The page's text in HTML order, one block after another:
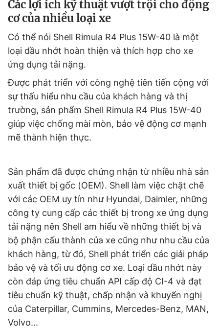
Các lợi ích kỹ thuật vượt trội cho động
cơ của nhiều loại xe
Có thể nói Shell Rimula R4 Plus 15W-40 là một
loại dầu nhớt hoàn thiện và thích hợp cho xe
ứng dụng tải nặng.
Được phát triển với công nghệ tiên tiến cộng với
sự thấu hiểu nhu cầu của khách hàng và thị
trường, sản phẩm Shell Rimula R4 Plus 15W-40
giúp việc chống mài mòn, bảo vệ động cơ mạnh
mẽ thành hiện thực.
Sản phẩm đã được chứng nhận từ nhiều nhà sản
xuất thiết bị gốc (OEM). Shell làm việc chặt chẽ
với các OEM uy tín như Hyundai, Daimler, những
công ty cung cấp các thiết bị trong xe ứng dụng
tải nặng nên Shell am hiểu về những thiết bị và
bộ phận cấu thành của xe cũng như nhu cầu của
khách hàng, từ đó, Shell phát triển các giải pháp
bảo vệ và tối ưu động cơ xe. Loại dầu nhớt này
còn đáp ứng tiêu chuẩn API cấp độ CI-4 và đạt
tiêu chuẩn kỹ thuật, chấp nhận và khuyến nghị
của Caterpillar, Cummins, Mercedes-Benz, MAN,
Volvo...